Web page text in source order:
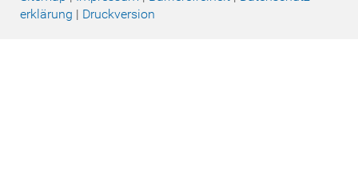
erklärung | Druckversion